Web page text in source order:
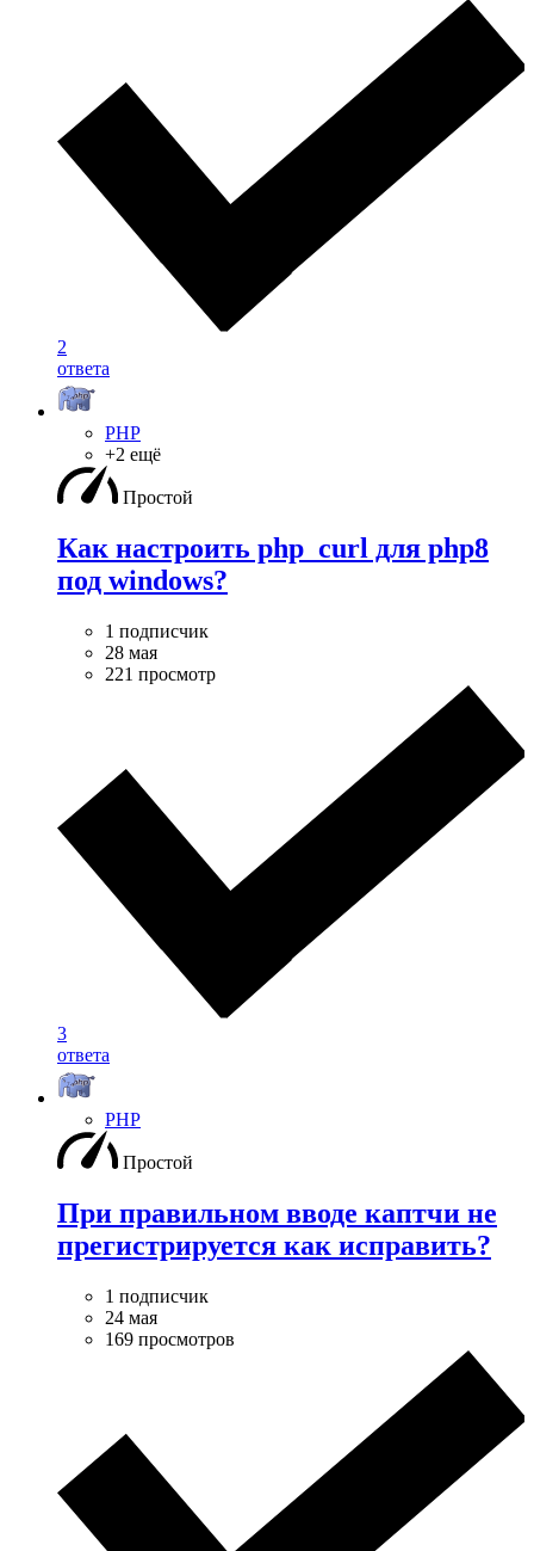
2
ответа
PHP
+2 ещё
Простой
Как настроить php_curl для php8
под windows?
1 подписчик
28 мая
221 просмотр
3
ответа
PHP
Простой
При правильном вводе каптчи не
прегистрируется как исправить?
1 подписчик
24 мая
169 просмотров